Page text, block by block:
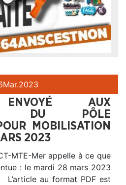
Mar.2023
ENVOYÉ AUX
DU PÔLE
MOBILISATION
2023
MTE-Mer appelle à ce que
: le mardi 28 mars 2023
au format PDF est